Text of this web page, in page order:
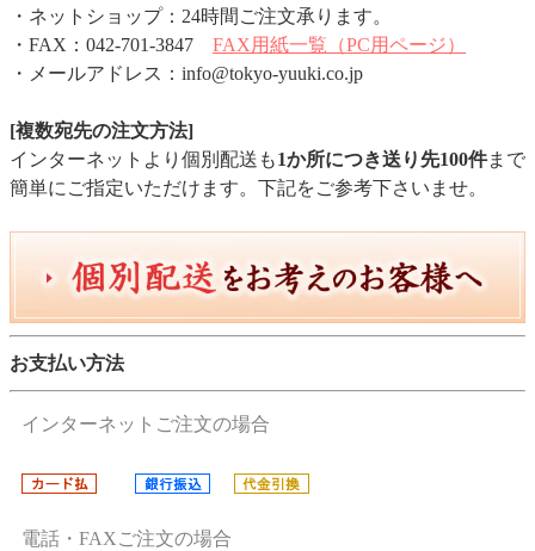
・ネットショップ：24時間ご注文承ります。
・FAX：042-701-3847 FAX用紙一覧（PC用ページ）
・メールアドレス：info@tokyo-yuuki.co.jp
[複数宛先の注文方法]
インターネットより個別配送も1か所につき送り先100件まで
簡単にご指定いただけます。下記をご参考下さいませ。
お支払い方法
インターネットご注文の場合
電話・FAXご注文の場合